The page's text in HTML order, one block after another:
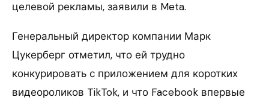
целевой рекламы, заявили в Meta.
Генеральный директор компании Марк
Цукерберг отметил, что ей трудно
конкурировать с приложением для коротких
видеороликов TikTok, и что Facebook впервые